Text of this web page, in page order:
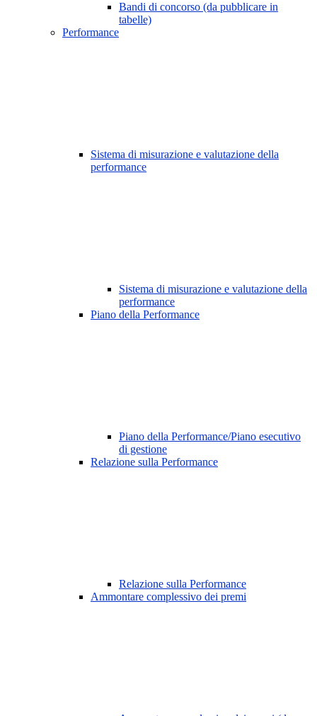
Bandi di concorso (da pubblicare in
tabelle)
Performance
Sistema di misurazione e valutazione della
performance
Sistema di misurazione e valutazione della
performance
Piano della Performance
Piano della Performance/Piano esecutivo
di gestione
Relazione sulla Performance
Relazione sulla Performance
Ammontare complessivo dei premi